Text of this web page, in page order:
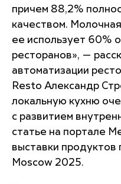
причем 88,2%
качеством.
ее использует 60%
ресторанов», —
автоматизации
Resto Александр
локальную кухню
с развитием
статье на портале
выставки продуктов
Moscow 2025.